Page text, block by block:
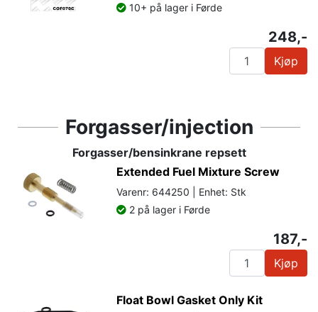
10+ på lager i Førde
248,-
Kjøp
Forgasser/injection
Forgasser/bensinkrane repsett
Extended Fuel Mixture Screw
Varenr: 644250 | Enhet: Stk
2 på lager i Førde
187,-
Kjøp
Float Bowl Gasket Only Kit